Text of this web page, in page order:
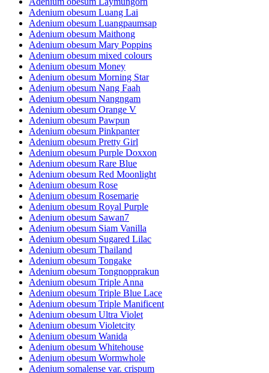
Adenium obesum Luang Lai
Adenium obesum Luangpaumsap
Adenium obesum Maithong
Adenium obesum Mary Poppins
Adenium obesum mixed colours
Adenium obesum Money
Adenium obesum Morning Star
Adenium obesum Nang Faah
Adenium obesum Nangngam
Adenium obesum Orange V
Adenium obesum Pawpun
Adenium obesum Pinkpanter
Adenium obesum Pretty Girl
Adenium obesum Purple Doxxon
Adenium obesum Rare Blue
Adenium obesum Red Moonlight
Adenium obesum Rose
Adenium obesum Rosemarie
Adenium obesum Royal Purple
Adenium obesum Sawan7
Adenium obesum Siam Vanilla
Adenium obesum Sugared Lilac
Adenium obesum Thailand
Adenium obesum Tongake
Adenium obesum Tongnopprakun
Adenium obesum Triple Anna
Adenium obesum Triple Blue Lace
Adenium obesum Triple Manificent
Adenium obesum Ultra Violet
Adenium obesum Violetcity
Adenium obesum Wanida
Adenium obesum Whitehouse
Adenium obesum Wormwhole
Adenium somalense var. crispum